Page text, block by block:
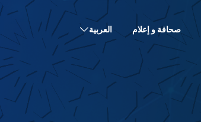
صحافة و إعلام العربية